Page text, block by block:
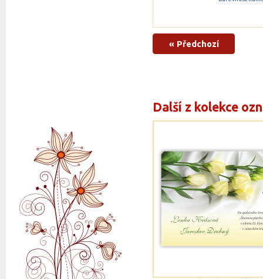
« Předchozí
Další z kolekce